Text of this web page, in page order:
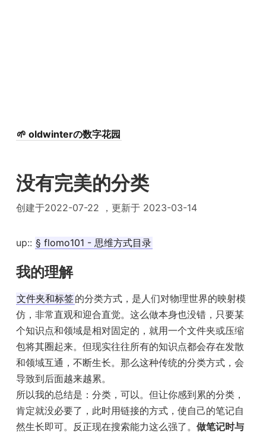
🌱 oldwinterの数字花园
没有完美的分类
创建于2022-07-22 ，更新于 2023-03-14
up:: § flomo101 - 思维方式目录
我的理解
文件夹和标签的分类方式，是人们对物理世界的映射模
仿，非常直观和迎合直觉。这么做本身也没错，只要某
个知识点和领域是相对固定的，就用一个文件夹或压缩
包将其圈起来。但现实往往所有的知识点都会存在发散
和领域互通，不断生长。那么这种传统的分类方式，会
导致到后面越来越累。
所以我的总结是：分类，可以。但让你感到累的分类，
肯定就没必要了，此时用链接的方式，使自己的笔记自
然生长即可。反正现在搜索能力这么强了。 做笔记时与